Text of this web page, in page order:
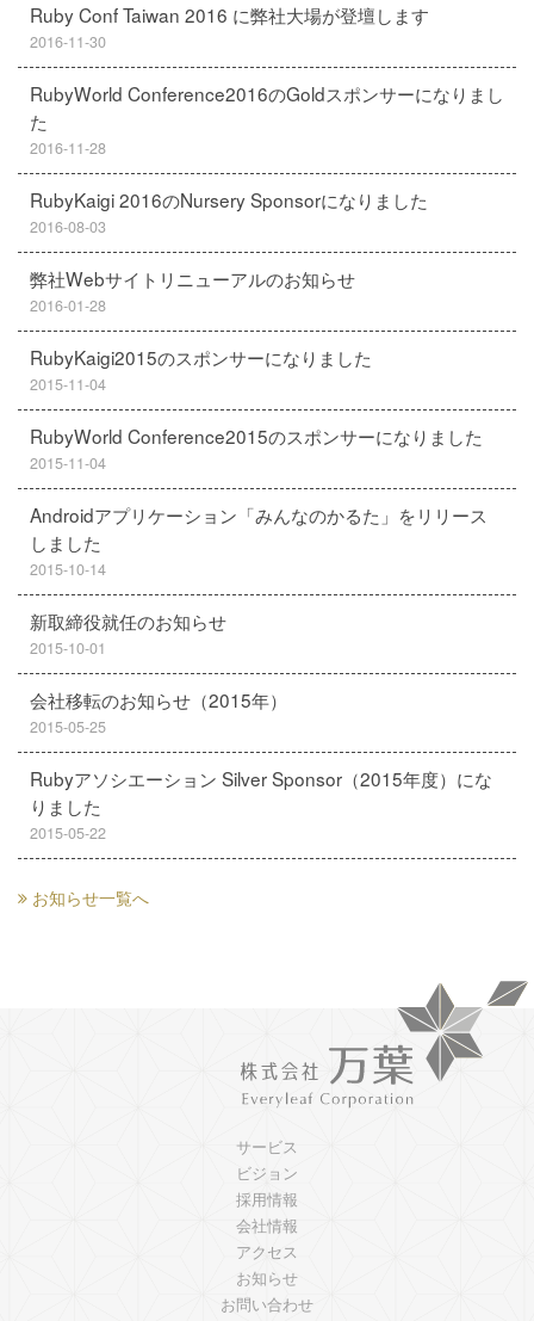
Ruby Conf Taiwan 2016 に弊社大場が登壇します
2016-11-30
RubyWorld Conference2016のGoldスポンサーになりまし
た
2016-11-28
RubyKaigi 2016のNursery Sponsorになりました
2016-08-03
弊社Webサイトリニューアルのお知らせ
2016-01-28
RubyKaigi2015のスポンサーになりました
2015-11-04
RubyWorld Conference2015のスポンサーになりました
2015-11-04
Androidアプリケーション「みんなのかるた」をリリース
しました
2015-10-14
新取締役就任のお知らせ
2015-10-01
会社移転のお知らせ（2015年）
2015-05-25
Rubyアソシエーション Silver Sponsor（2015年度）にな
りました
2015-05-22
お知らせ一覧へ
サービス
ビジョン
採用情報
会社情報
アクセス
お知らせ
お問い合わせ